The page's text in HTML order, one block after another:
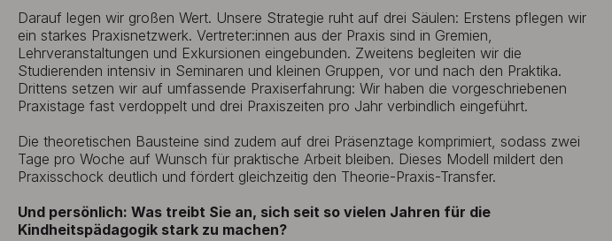
Darauf legen wir großen Wert. Unsere Strategie ruht auf drei Säulen: Erstens pflegen wir
ein starkes Praxisnetzwerk. Vertreter:innen aus der Praxis sind in Gremien,
Lehrveranstaltungen und Exkursionen eingebunden. Zweitens begleiten wir die
Studierenden intensiv in Seminaren und kleinen Gruppen, vor und nach den Praktika.
Drittens setzen wir auf umfassende Praxiserfahrung: Wir haben die vorgeschriebenen
Praxistage fast verdoppelt und drei Praxiszeiten pro Jahr verbindlich eingeführt.
Die theoretischen Bausteine sind zudem auf drei Präsenztage komprimiert, sodass zwei
Tage pro Woche auf Wunsch für praktische Arbeit bleiben. Dieses Modell mildert den
Praxisschock deutlich und fördert gleichzeitig den Theorie-Praxis-Transfer.
Und persönlich: Was treibt Sie an, sich seit so vielen Jahren für die
Kindheitspädagogik stark zu machen?